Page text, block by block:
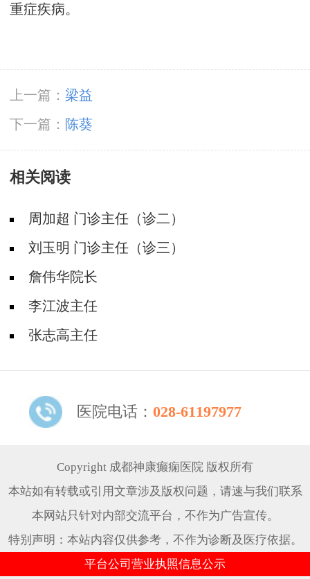
重症疾病。
上一篇： 梁益
下一篇： 陈葵
相关阅读
周加超 门诊主任（诊二）
刘玉明 门诊主任（诊三）
詹伟华院长
李江波主任
张志高主任
医院电话： 028-61197977
Copyright 成都神康癫痫医院 版权所有
本站如有转载或引用文章涉及版权问题，请速与我们联系
本网站只针对内部交流平台，不作为广告宣传。
特别声明：本站内容仅供参考，不作为诊断及医疗依据。
平台公司营业执照信息公示